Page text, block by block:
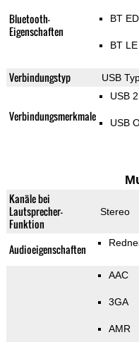
Bluetooth-
Eigenschaften
BT
BT LE
Verbindungstyp USB
Verbindungsmerkmale
USB
USB
Kanäle bei
Lautsprecher-
Funktion
Stereo
Audioeigenschaften
AAC
3GA
AMR